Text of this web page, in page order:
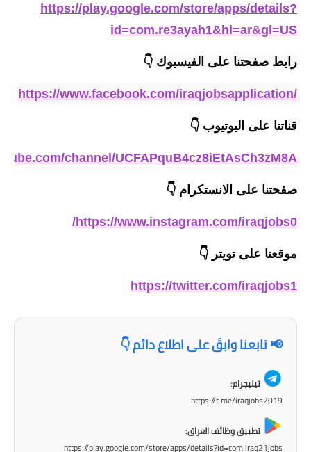
المرحلة الاعدادية
المرحلة الابتدائية
المرحلة الاعدادية
المرحلة الابتدائية
المرحلة الاعدادية
المرحلة الابتدائية
https://play.google.com/store/apps/details?
id=com.re3ayah1&hl=ar&gl=US
رابط صفحتنا على الفيسبوك 👇
https://www.facebook.com/iraqjobsapplication/
قناتنا على اليوتيوب 👇
channel/UCFAPquB4cz8iEtAsCh3zM8A
صفحتنا على الانستكرام 👇
https://www.instagram.com/iraqjobs0/
موقعنا على تويتر 👇
https://twitter.com/iraqjobs1
📢 تابعنا وابقَ على اطلاع دائم 👇
تيليجرام:
https://t.me/iraqjobs2019
تطبيق وظائف العراق:
https://play.google.com/store/apps/details?id=com.iraq21jobs